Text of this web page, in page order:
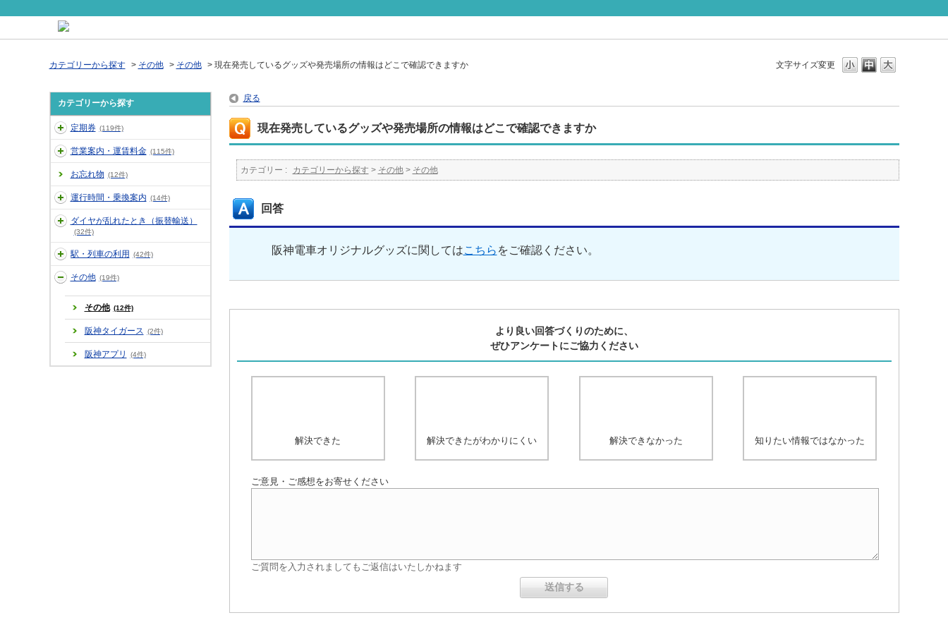
文字サイズ変更
カテゴリーから探す > その他 > その他 > 現在発売しているグッズや発売場所の情報はどこで確認できますか
カテゴリーから探す
定期券 (119件)
営業案内・運賃料金 (115件)
お忘れ物 (12件)
運行時間・乗換案内 (14件)
ダイヤが乱れたとき（振替輸送）
(32件)
駅・列車の利用 (42件)
その他 (19件)
その他 (12件)
阪神タイガース (2件)
阪神アプリ (4件)
戻る
現在発売しているグッズや発売場所の情報はどこで確認できますか
カテゴリー : カテゴリーから探す > その他> その他
回答
阪神電車オリジナルグッズに関してはこちら をご確認ください。
より良い回答づくりのために、
ぜひアンケートにご協力ください
解決できた 解決できたがわかりにくい 解決できなかった 知りたい情報ではなかった
ご意見・ご感想をお寄せください
ご質問を入力されましてもご返信はいたしかねます